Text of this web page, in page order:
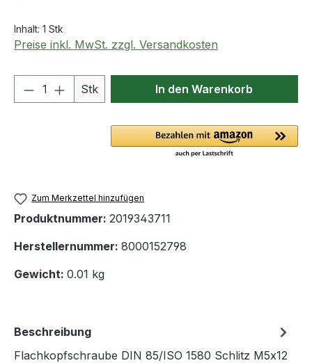
Inhalt: 1 Stk
Preise inkl. MwSt. zzgl. Versandkosten
Produkt Anzahl: Gib den
Stk In den Warenkorb
Zum Merkzettel hinzufügen
Produktnummer: 2019343711
Herstellernummer: 8000152798
Gewicht: 0.01 kg
Beschreibung
Flachkopfschraube DIN 85/ISO 1580 Schlitz M5x12